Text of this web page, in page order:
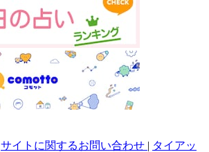
サイトに関するお問い合わせ | タイアッ